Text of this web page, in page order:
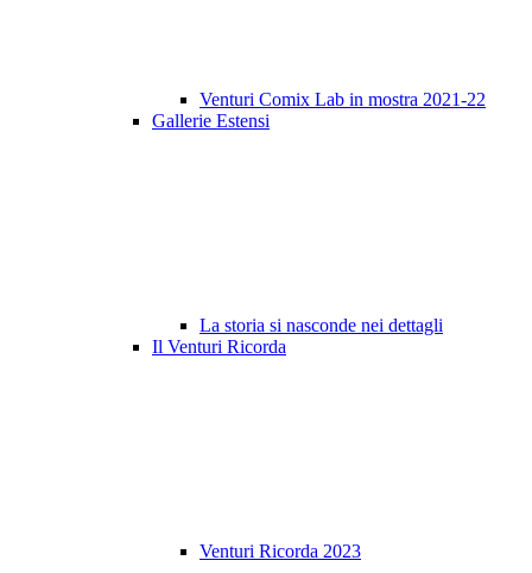
Venturi Comix Lab in mostra 2021-22
Gallerie Estensi
La storia si nasconde nei dettagli
Il Venturi Ricorda
Venturi Ricorda 2023